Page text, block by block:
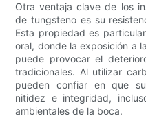
Otra ventaja clave de los
de tungsteno es su
Esta propiedad es
oral, donde la exposición a
puede provocar el
tradicionales. Al utilizar
pueden confiar en que
nitidez e integridad,
ambientales de la boca.